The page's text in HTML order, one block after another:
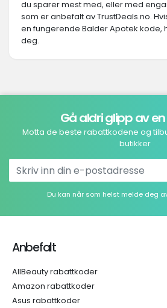
du sparer mest med, eller med
som er anbefalt av TrustDeals.no.
en fungerende Balder Apotek kode,
deg.
Gå aldri glipp av
Motta de beste rabattkodene og
butikker
Du kan når som helst melde deg
Anbefalt
AllBeauty rabattkoder
Amazon rabattkoder
Asus rabattkoder